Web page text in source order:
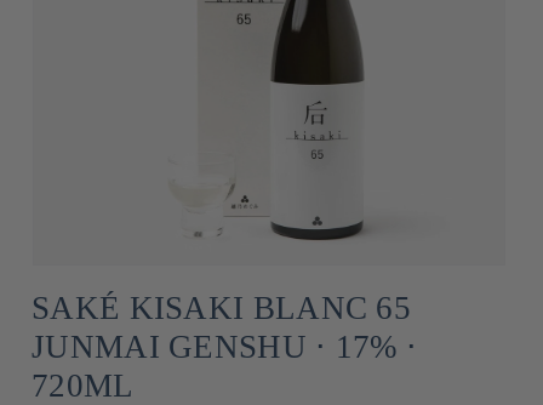
SAKÉ KISAKI BLANC 65
JUNMAI GENSHU ⋅ 17% ⋅
720ML